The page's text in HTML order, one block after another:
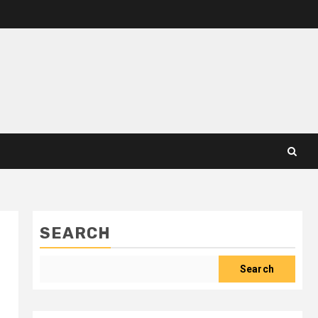
SEARCH
Search